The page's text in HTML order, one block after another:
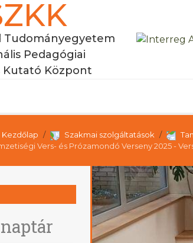
Tudományegyetem
Pedagógiai
Kutató Központ
Kezdőlap Szakmai szolgáltatások
Vers- és Prózamondó Verseny 2025 -